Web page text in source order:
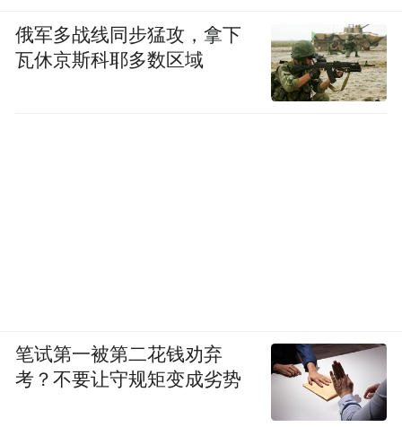
俄军多战线同步猛攻，拿下
瓦休京斯科耶多数区域
笔试第一被第二花钱劝弃
考？不要让守规矩变成劣势